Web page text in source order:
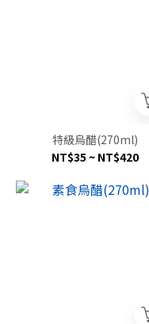
特級烏醋(270ml)
NT$35 ~ NT$420